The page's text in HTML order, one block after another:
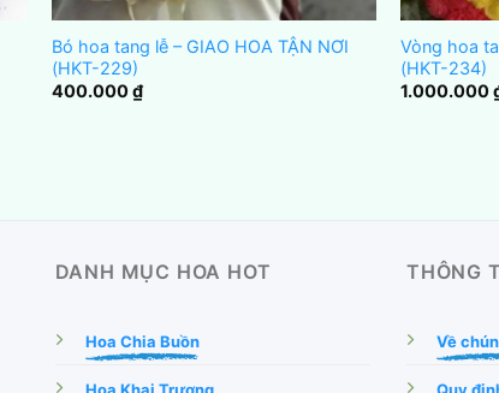
Bó hoa tang lễ – GIAO HOA TẬN NƠI
(HKT-229)
400.000₫
Vòng hoa
(HKT-234)
1.000.000
DANH MỤC HOA HOT
Hoa Chia Buồn
THÔNG
Về